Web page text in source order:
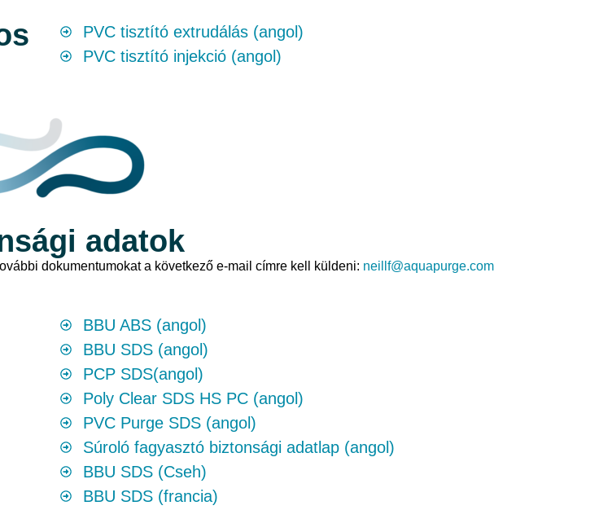
PVC tisztító extrudálás (angol)
PVC tisztító injekció (angol)
adatok
dokumentumokat a következő e-mail címre kell küldeni: neillf@aquapurge.com
BBU ABS (angol)
BBU SDS (angol)
PCP SDS(angol)
Poly Clear SDS HS PC (angol)
PVC Purge SDS (angol)
Súroló fagyasztó biztonsági adatlap (angol)
BBU SDS (Cseh)
BBU SDS (francia)